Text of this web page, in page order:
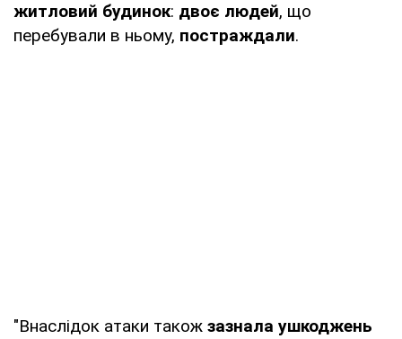
житловий будинок: двоє людей, що
перебували в ньому, постраждали.
"Внаслідок атаки також зазнала ушкоджень